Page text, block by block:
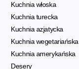
Kuchnia włoska
Kuchnia turecka
Kuchnia azjatycka
Kuchnia wegetariańska
Kuchnia amerykańska
Desery